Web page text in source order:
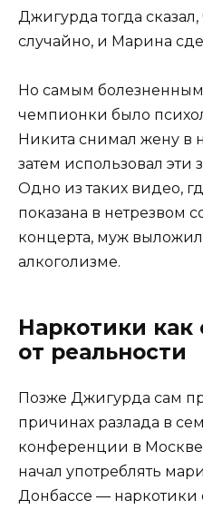
Джигурда тогда
случайно, и Марина
Но самым
чемпионки было
Никита снимал жену в
затем использовал эти
Одно из таких видео,
показана в нетрезвом
концерта, муж
алкоголизме.
Наркотики как
от реальности
Позже Джигурда сам
причинах разлада в
конференции в Москве
начал употреблять
Донбассе — наркотики